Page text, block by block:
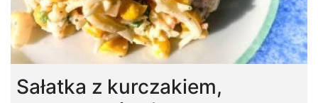
Sałatka z kurczakiem,